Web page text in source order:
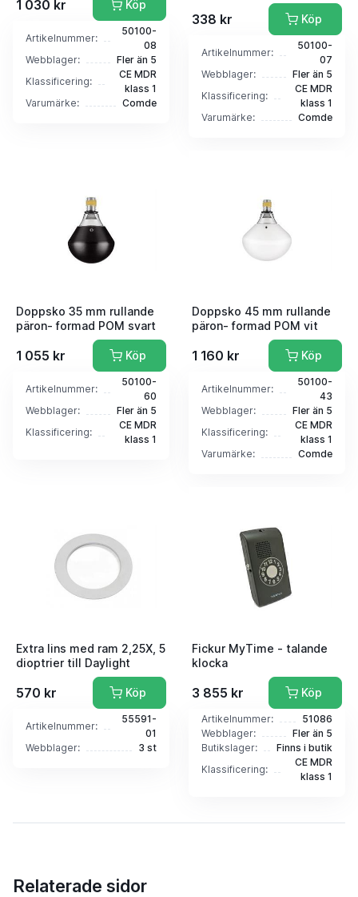
1 030 kr Köp
Artikelnummer:
50100-
08
Webblager:
Fler än 5
Klassificering:
CE MDR
klass 1
Varumärke:
Comde
338 kr Köp
Artikelnummer:
50100-
07
Webblager:
Fler än 5
Klassificering:
CE MDR
klass 1
Varumärke:
Comde
Doppsko 35 mm rullande
päron- formad POM svart
1 055 kr Köp
Artikelnummer:
50100-
60
Webblager:
Fler än 5
Klassificering:
CE MDR
klass 1
Doppsko 45 mm rullande
päron- formad POM vit
1 160 kr Köp
Artikelnummer:
50100-
43
Webblager:
Fler än 5
Klassificering:
CE MDR
klass 1
Varumärke:
Comde
Extra lins med ram 2,25X, 5
dioptrier till Daylight
570 kr Köp
Artikelnummer:
55591-
01
Webblager:
3 st
Fickur MyTime - talande
klocka
3 855 kr Köp
Artikelnummer:
51086
Webblager:
Fler än 5
Butikslager:
Finns i butik
Klassificering:
CE MDR
klass 1
Relaterade sidor